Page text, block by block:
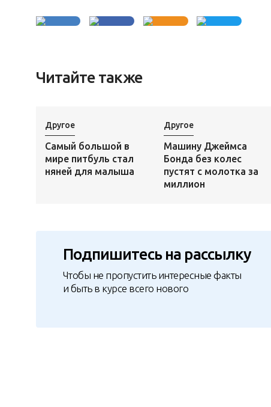
Читайте также
Другое
Самый большой в
мире питбуль стал
няней для малыша
Другое
Машину Джеймса
Бонда без колес
пустят с молотка за
миллион
Подпишитесь на рассылку
Чтобы не пропустить интересные факты
и быть в курсе всего нового